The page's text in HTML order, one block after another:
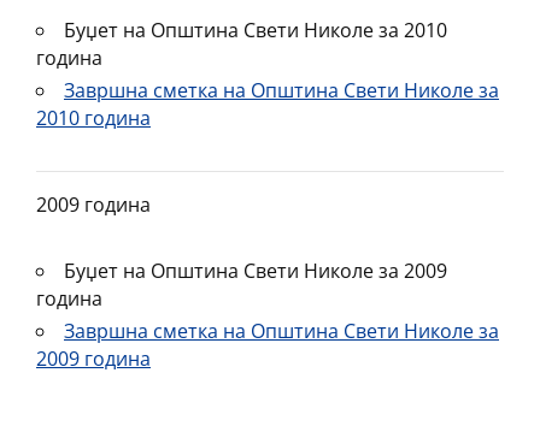
Буџет на Општина Свети Николе за 2010
година
Завршна сметка на Општина Свети Николе за
2010 година
2009 година
Буџет на Општина Свети Николе за 2009
година
Завршна сметка на Општина Свети Николе за
2009 година